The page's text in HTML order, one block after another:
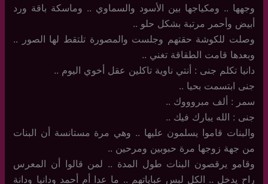
وجهها .. ومكياجها بين الأسود والسماوي .. وماسكة باقة ورد
أبيض وأحمر مرتبة بشكل حلو ..
وصلت للكوشة حقتهم وجلست والمصورة تلتقط لها الصور ..
وبعدها قامت الطقاقة تغني ..
دانيا تكلم جنى : أنتي ناوية تاكلين عقل أخوي اليوم ..
جنى ابتسمت بحيا ..
سمر : ألف مبروووك ..
جنى : الله يبارك فيك ..
والبنات قاموا يسلمون عليها .. وهي مرة مستانسة أن البنات
من جهة زوجها مرة حبوبين ومرحين ..
وقامو يرقصون البنات طول المدة .. لمن قالوا أن المعرس
راح يدخل .. الكل لبس عباياتهم .. ما عدا أم أحمد ودانيا ودانة